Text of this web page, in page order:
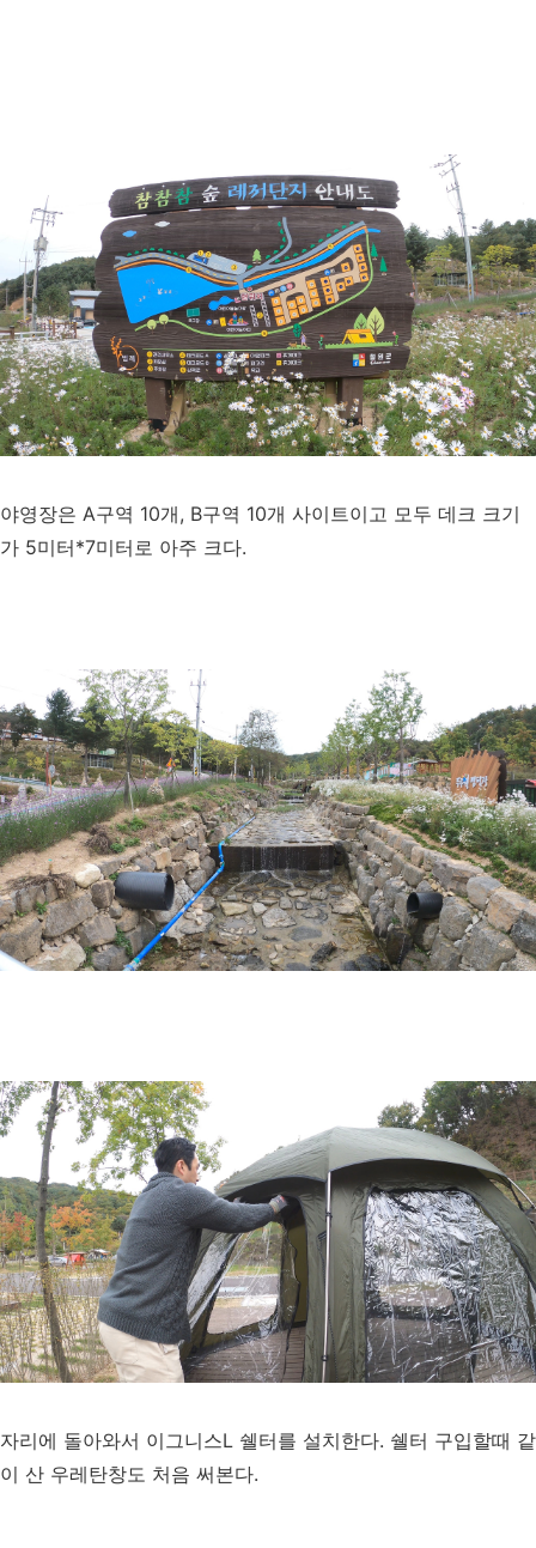
야영장은 A구역 10개, B구역 10개 사이트이고 모두 데크 크기
가 5미터*7미터로 아주 크다.
자리에 돌아와서 이그니스L 쉘터를 설치한다. 쉘터 구입할때 같
이 산 우레탄창도 처음 써본다.